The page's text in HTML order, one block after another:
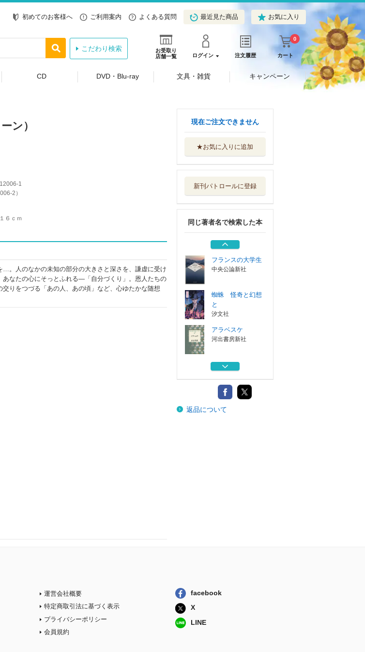
初めてのお客様へ ご利用案内 よくある質問 最近見た商品 お気に入り
お受取り
店舗一覧
ログイン 注文履歴 カート
0
こだわり検索
CD DVD・Blu-ray 文具・雑貨 キャンペーン
ン）
1
2 ）
６ｃｍ
。人のなかの未知の部分の大きさと深さを、謙虚に受け
あなたの心にそっとふれる―「自分づくり」。恩人たちの
りをつづる「あの人、あの頃」など、心ゆたかな随想
現在ご注文できません
★お気に入りに追加
新刊パトロールに登録
同じ著者名で検索した本
アラベスケ
河出書房新社
沈黙の声
遠藤周作短篇集
岩波書店
フランスの大学生
中央公論新社
蜘蛛 怪奇と幻想
と
汐文社
アラベスケ
河出書房新社
沈黙の声
遠藤周作短篇集
岩波書店
返品について
運営会社概要
特定商取引法に基づく表示
プライバシーポリシー
会員規約
facebook
X
LINE